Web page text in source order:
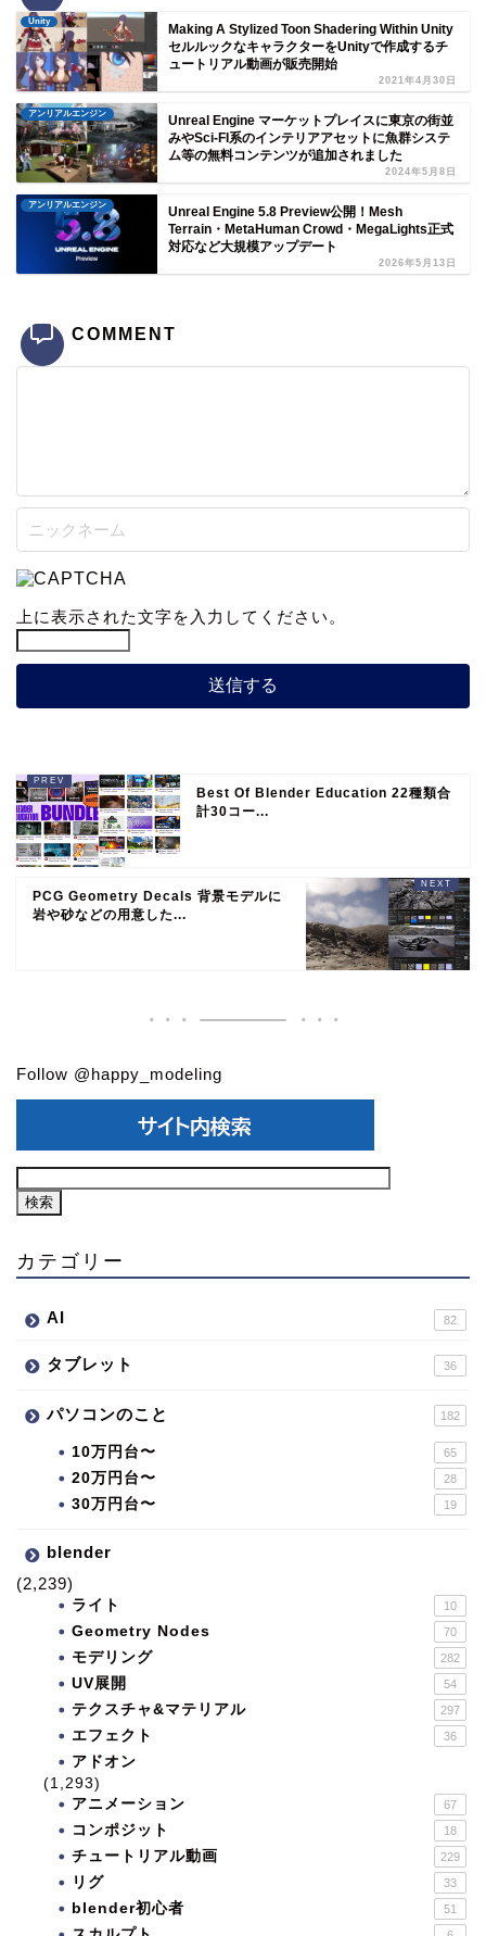
Unity
Making A Stylized Toon Shadering Within Unity
セルルックなキャラクターをUnityで作成するチ
ュートリアル動画が販売開始
2021年4月30日
アンリアルエンジン
Unreal Engine マーケットプレイスに東京の街並
みやSci-FI系のインテリアアセットに魚群システ
ム等の無料コンテンツが追加されました
2024年5月8日
アンリアルエンジン
Unreal Engine 5.8 Preview公開！Mesh
Terrain・MetaHuman Crowd・MegaLights正式
対応など大規模アップデート
2026年5月13日
COMMENT
上に表示された文字を入力してください。
Best Of Blender Education 22種類合
計30コー...
PCG Geometry Decals 背景モデルに
岩や砂などの用意した...
Follow @happy_modeling
カテゴリー
AI 82
タブレット 36
パソコンのこと 182
10万円台〜 65
20万円台〜 28
30万円台〜 19
blender
(2,239)
ライト 10
Geometry Nodes 70
モデリング 282
UV展開 54
テクスチャ&マテリアル 297
エフェクト 36
アドオン
(1,293)
アニメーション
67
コンポジット 18
チュートリアル動画 229
リグ 33
blender初心者 51